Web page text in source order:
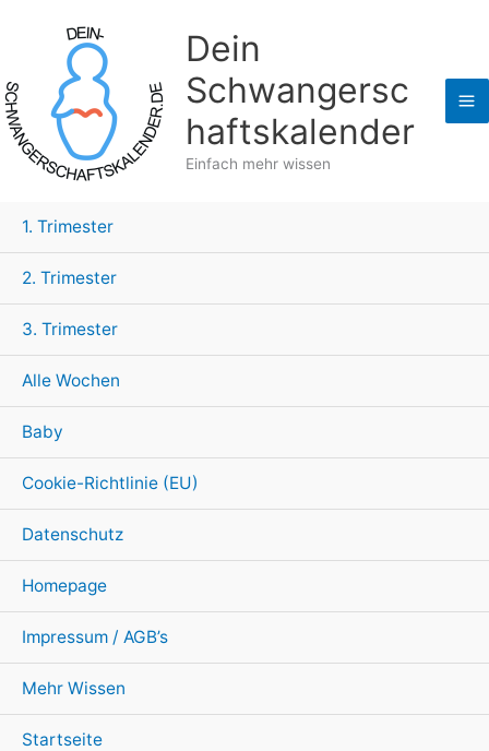
springen
Dein
Schwangersc
haftskalender
Einfach mehr wissen
1. Trimester
2. Trimester
3. Trimester
Alle Wochen
Baby
Cookie-Richtlinie (EU)
Datenschutz
Homepage
Impressum / AGB’s
Mehr Wissen
Startseite